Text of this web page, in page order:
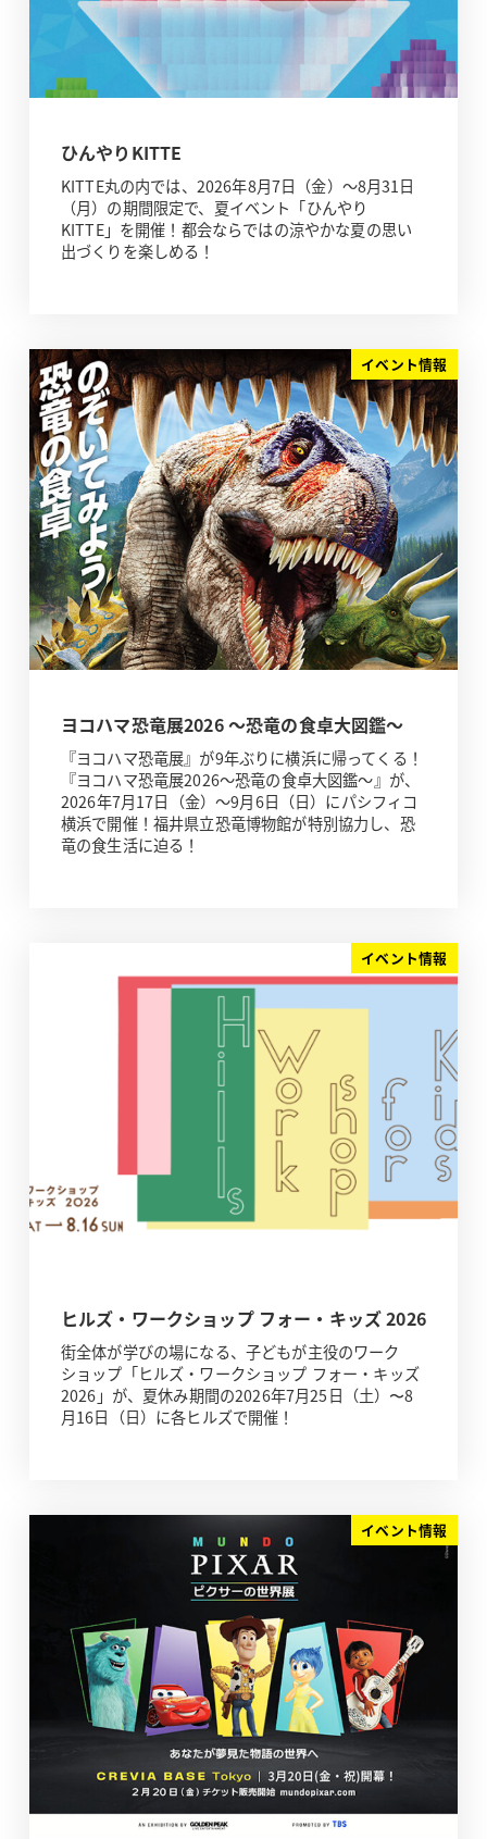
ひんやりKITTE
KITTE丸の内では、2026年8月7日（金）～8月31日
（月）の期間限定で、夏イベント「ひんやり
KITTE」を開催！都会ならではの涼やかな夏の思い
出づくりを楽しめる！
イベント情報
ヨコハマ恐竜展2026 ～恐竜の食卓大図鑑～
『ヨコハマ恐竜展』が9年ぶりに横浜に帰ってくる！
『ヨコハマ恐竜展2026～恐竜の食卓大図鑑～』が、
2026年7月17日（金）～9月6日（日）にパシフィコ
横浜で開催！福井県立恐竜博物館が特別協力し、恐
竜の食生活に迫る！
イベント情報
ヒルズ・ワークショップ フォー・キッズ 2026
街全体が学びの場になる、子どもが主役のワーク
ショップ「ヒルズ・ワークショップ フォー・キッズ
2026」が、夏休み期間の2026年7月25日（土）〜8
月16日（日）に各ヒルズで開催！
イベント情報